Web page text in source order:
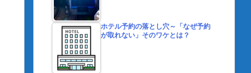
ホテル予約の落とし穴～「なぜ予約
が取れない」そのワケとは？